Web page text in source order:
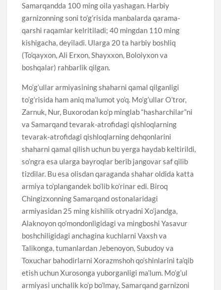
Samarqandda 100 ming oila yashagan. Harbiy
garnizonning soni to’g’risida manbalarda qarama-
qarshi raqamlar kelritiladi; 40 mingdan 110 ming
kishigacha, deyiladi. Ularga 20 ta harbiy boshliq
(To’qayxon, Ali Erxon, Shayxxon, Boloiyxon va
boshqalar) rahbarlik qilgan.
Mo’g’ullar armiyasining shaharni qamal qilganligi
to’g’risida ham aniq ma’lumot yo’q. Mo’g’ullar O’tror,
Zarnuk, Nur, Buxorodan ko’p minglab “hasharchilar”ni
va Samarqand tevarak-atrofidagi qishloqlarning
tevarak-atrofidagi qishloqlarning dehqonlarini
shaharni qamal qilish uchun bu yerga haydab keltirildi,
so’ngra esa ularga bayroqlar berib jangovar saf qilib
tizdilar. Bu esa olisdan qaraganda shahar oldida katta
armiya to’plangandek bo’lib ko’rinar edi. Biroq
Chingizxonning Samarqand ostonalaridagi
armiyasidan 25 ming kishilik otryadni Xo’jandga,
Alaknoyon qo’mondonligidagi va mingboshi Yasavur
boshchiligidagi anchagina kuchlarni Vaxsh va
Talikonga, tumanlardan Jebenoyon, Subudoy va
Toxuchar bahodirlarni Xorazmshoh qo’shinlarini ta’qib
etish uchun Xurosonga yuborganligi ma’lum. Mo’g’ul
armiyasi unchalik ko’p bo’lmay, Samarqand garnizoni